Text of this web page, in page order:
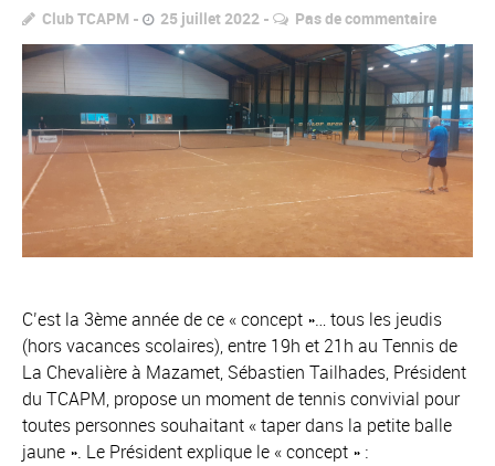
Club TCAPM 25 juillet 2022 Pas de commentaire
C’est la 3ème année de ce « concept »… tous les jeudis
(hors vacances scolaires), entre 19h et 21h au Tennis de
La Chevalière à Mazamet, Sébastien Tailhades, Président
du TCAPM, propose un moment de tennis convivial pour
toutes personnes souhaitant « taper dans la petite balle
jaune ». Le Président explique le « concept » :